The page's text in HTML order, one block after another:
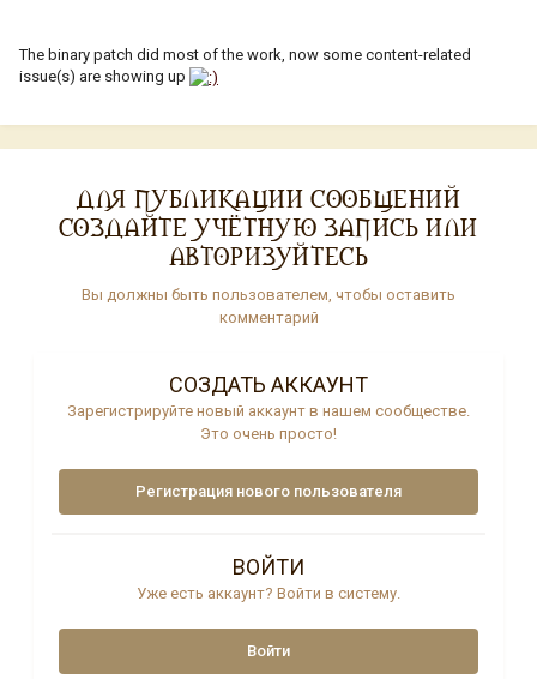
The binary patch did most of the work, now some content-related
issue(s) are showing up
ДЛЯ ПУБЛИКАЦИИ СООБЩЕНИЙ
СОЗДАЙТЕ УЧЁТНУЮ ЗАПИСЬ ИЛИ
АВТОРИЗУЙТЕСЬ
Вы должны быть пользователем, чтобы оставить
комментарий
СОЗДАТЬ АККАУНТ
Зарегистрируйте новый аккаунт в нашем сообществе.
Это очень просто!
Регистрация нового пользователя
ВОЙТИ
Уже есть аккаунт? Войти в систему.
Войти